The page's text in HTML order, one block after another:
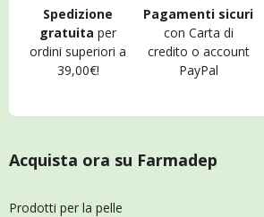
Spedizione
gratuita per
ordini superiori a
39,00€!
Pagamenti sicuri
con Carta di
credito o account
PayPal
Acquista ora su Farmadep
Prodotti per la pelle